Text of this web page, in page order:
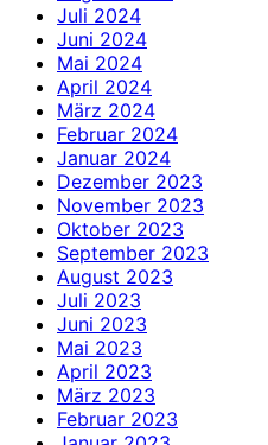
Juli 2024
Juni 2024
Mai 2024
April 2024
März 2024
Februar 2024
Januar 2024
Dezember 2023
November 2023
Oktober 2023
September 2023
August 2023
Juli 2023
Juni 2023
Mai 2023
April 2023
März 2023
Februar 2023